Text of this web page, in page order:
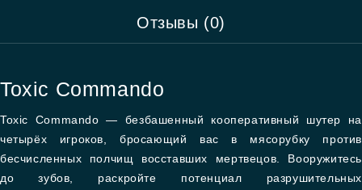
Отзывы (0)
Toxic Commando
Toxic Commando — безбашенный кооперативный шутер на
четырёх игроков, бросающий вас в мясорубку против
бесчисленных полчищ восставших мертвецов. Вооружитесь
до зубов, раскройте потенциал разрушительных